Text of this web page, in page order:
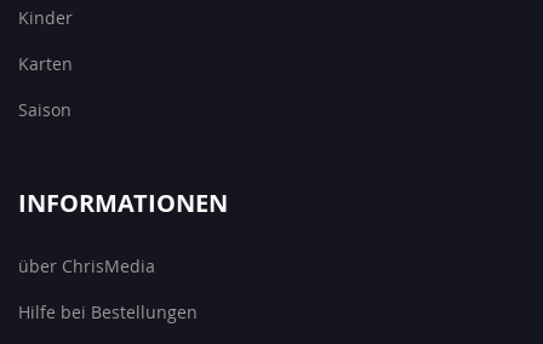
Kinder
Karten
Saison
INFORMATIONEN
über ChrisMedia
Hilfe bei Bestellungen